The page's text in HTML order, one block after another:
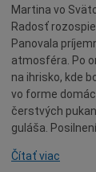
Martina vo
Radosť
Panovala
atmosféra. Po
na ihrisko, kde
vo forme
čerstvých
guláša. Posilnení
Čítať viac